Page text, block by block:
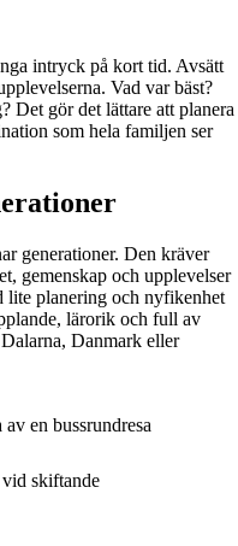
intryck på kort tid. Avsätt
Vad var bäst?
Det gör det lättare att planera
som hela familjen ser
generationer. Den kräver
gemenskap och upplevelser
lite planering och nyfikenhet
lärorik och full av
Danmark eller
en bussrundresa
skiftande